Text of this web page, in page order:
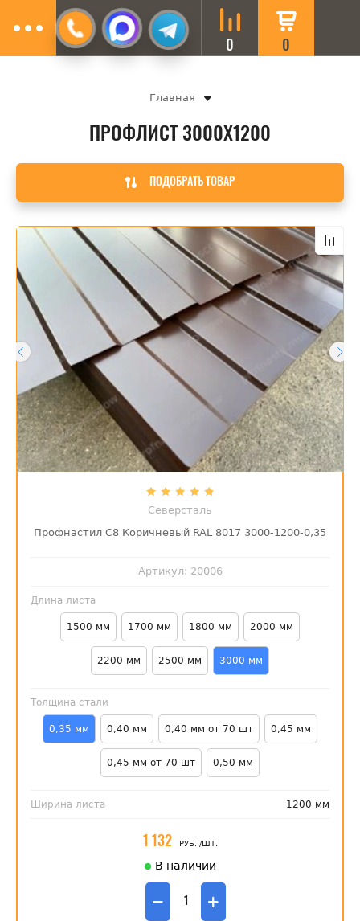
0 0
8 (495) 720-69-52
Главная
ПРОФЛИСТ 3000Х1200
ПОДОБРАТЬ ТОВАР
Северсталь
Профнастил С8 Коричневый RAL 8017 3000-1200-0,35
Артикул: 20006
Длина листа
1500 мм 1700 мм 1800 мм 2000 мм
2200 мм 2500 мм 3000 мм
Толщина стали
0,35 мм 0,40 мм 0,40 мм от 70 шт 0,45 мм
0,45 мм от 70 шт 0,50 мм
Ширина листа 1200 мм
1 132 РУБ. /ШТ.
В наличии
− +